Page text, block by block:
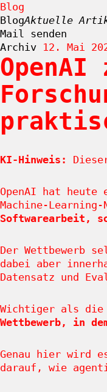
Blog
BlogAktuelle
Mail senden
Zum
Inhalt
springen
Archiv 12. Mai
KI-Hinweis:
OpenAI hat heute
Machine-
Softwarearbeit,
Der Wettbewerb
dabei aber
Datensatz und
Wichtiger als die
Wettbewerb, in
Genau hier wird
darauf, wie